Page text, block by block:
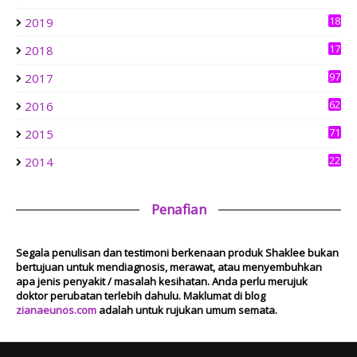
Mesyuarat Badan Kebajikan Sekolah Agama dan Penyampaian
1 week ago
Show All
2019
18
2018
17
2017 97
2016 62
2015 71
2014 22
Penafian
Segala penulisan dan testimoni berkenaan produk Shaklee bukan
bertujuan untuk mendiagnosis, merawat, atau menyembuhkan
apa jenis penyakit / masalah kesihatan. Anda perlu merujuk
doktor perubatan terlebih dahulu. Maklumat di blog
zianaeunos.com adalah untuk rujukan umum semata.